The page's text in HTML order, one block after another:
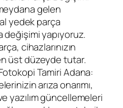
gelen
yedek parça
değişimi yapıyoruz.
cihazlarınızın
üst düzeyde tutar.
Tamiri Adana:
arıza onarımı,
yazılım güncellemeleri